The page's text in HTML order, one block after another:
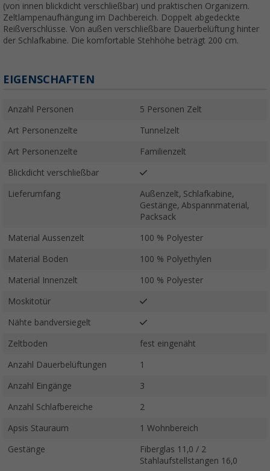
(von innen blickdicht verschließbar) und praktischen Organizern.
Zeltlampenaufhängung im Dachbereich. Doppelt abgedeckte
Reißverschlüsse. Von außen verschließbare Dauerbelüftung hinter
der Schlafkabine. Die komfortable Stehhöhe beträgt 200 cm.
EIGENSCHAFTEN
Anzahl Personen 5 Personen Zelt
Art Personenzelte Tunnelzelt
Art Personenzelte Familienzelt
Blickdicht verschließbar
Lieferumfang
Außenzelt, Schlafkabine,
Gestänge, Abspannmaterial,
Packsack
Material Aussenzelt 100 % Polyester
Material Boden 100 % Polyethylen
Material Innenzelt 100 % Polyester
Moskitotür
Nähte bandversiegelt
Zeltboden fest eingenäht
Anzahl Dauerbelüftungen 1
Anzahl Eingänge 3
Anzahl Schlafbereiche 2
Apsis Stauraum 1 Wohnbereich
Gestänge
Fiberglas 11,0 / 2
Stahlaufstellstangen 16,0